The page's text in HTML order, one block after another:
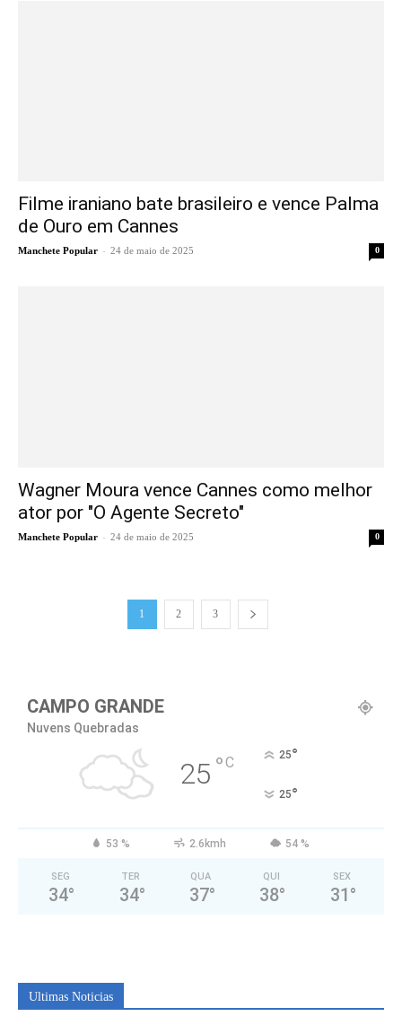
Filme iraniano bate brasileiro e vence Palma
de Ouro em Cannes
Manchete Popular - 24 de maio de 2025 0
Wagner Moura vence Cannes como melhor
ator por "O Agente Secreto"
Manchete Popular - 24 de maio de 2025 0
1 2 3
CAMPO GRANDE
Nuvens Quebradas
25 °C 25°
25°
53 % 2.6kmh 54 %
SEG
34°
TER
34°
QUA
37°
QUI
38°
SEX
31°
Ultimas Noticias